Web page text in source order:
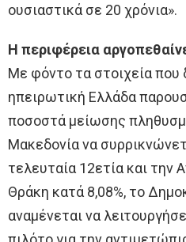
ουσιαστικά σε 20 χρόνια».
Η περιφέρεια
Με φόντο τα στοιχεία που
ηπειρωτική Ελλάδα
ποσοστά μείωσης
Μακεδονία να
τελευταία 12ετία και την
Θράκη κατά 8,08%, το
αναμένεται να